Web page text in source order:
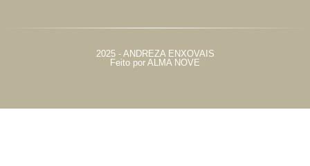
2025 - ANDREZA ENXOVAIS
Feito por ALMA NOVE